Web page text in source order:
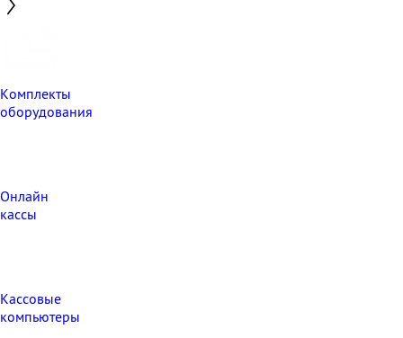
Комплекты
оборудования
Онлайн
кассы
Кассовые
компьютеры